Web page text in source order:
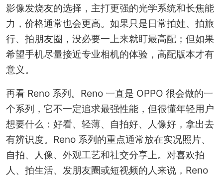
影像发烧友的选择，主打更强的光学系统和长焦能
力，价格通常也会更高。如果只是日常拍娃、拍旅
行、拍朋友圈，没必要一上来就盯最高配；但如果
希望手机尽量接近专业相机的体验，高配版本才有
意义。
再看 Reno 系列。Reno 一直是 OPPO 很会做的一
个系列，它不一定追求最强性能，但很懂年轻用户
想要什么：好看、轻薄、自拍好、人像好，拿出去
有辨识度。Reno 系列的重点通常放在实况照片、
自拍、人像、外观工艺和社交分享上。对喜欢拍
人、拍生活、发朋友圈或短视频的人来说，Reno